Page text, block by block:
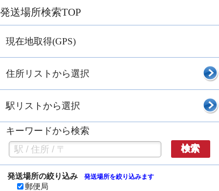
発送場所検索TOP
現在地取得(GPS)
住所リストから選択
駅リストから選択
キーワードから検索
検索
発送場所の絞り込み 発送場所を絞り込みます
郵便局